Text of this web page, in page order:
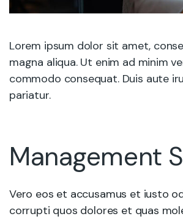
Lorem ipsum dolor sit amet,
magna aliqua. Ut enim ad minim
commodo consequat. Duis aute
pariatur.
Management
Vero eos et accusamus et iusto
corrupti quos dolores et quas